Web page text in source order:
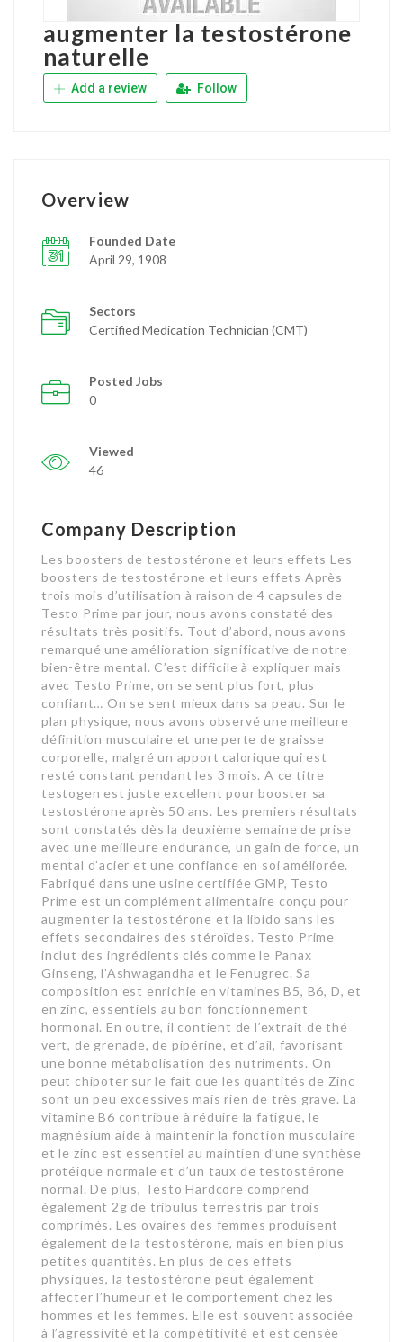
augmenter la testostérone
naturelle
Add a review Follow
Overview
Founded Date
April 29, 1908
Sectors
Certified Medication Technician (CMT)
Posted Jobs
0
Viewed
46
Company Description
Les boosters de testostérone et leurs effets Les
boosters de testostérone et leurs effets Après
trois mois d’utilisation à raison de 4 capsules de
Testo Prime par jour, nous avons constaté des
résultats très positifs. Tout d’abord, nous avons
remarqué une amélioration significative de notre
bien-être mental. C’est difficile à expliquer mais
avec Testo Prime, on se sent plus fort, plus
confiant… On se sent mieux dans sa peau. Sur le
plan physique, nous avons observé une meilleure
définition musculaire et une perte de graisse
corporelle, malgré un apport calorique qui est
resté constant pendant les 3 mois. A ce titre
testogen est juste excellent pour booster sa
testostérone après 50 ans. Les premiers résultats
sont constatés dès la deuxième semaine de prise
avec une meilleure endurance, un gain de force, un
mental d’acier et une confiance en soi améliorée.
Fabriqué dans une usine certifiée GMP, Testo
Prime est un complément alimentaire conçu pour
augmenter la testostérone et la libido sans les
effets secondaires des stéroïdes. Testo Prime
inclut des ingrédients clés comme le Panax
Ginseng, l’Ashwagandha et le Fenugrec. Sa
composition est enrichie en vitamines B5, B6, D, et
en zinc, essentiels au bon fonctionnement
hormonal. En outre, il contient de l’extrait de thé
vert, de grenade, de pipérine, et d’ail, favorisant
une bonne métabolisation des nutriments. On
peut chipoter sur le fait que les quantités de Zinc
sont un peu excessives mais rien de très grave. La
vitamine B6 contribue à réduire la fatigue, le
magnésium aide à maintenir la fonction musculaire
et le zinc est essentiel au maintien d’une synthèse
protéique normale et d’un taux de testostérone
normal. De plus, Testo Hardcore comprend
également 2g de tribulus terrestris par trois
comprimés. Les ovaires des femmes produisent
également de la testostérone, mais en bien plus
petites quantités. En plus de ces effets
physiques, la testostérone peut également
affecter l’humeur et le comportement chez les
hommes et les femmes. Elle est souvent associée
à l’agressivité et la compétitivité et est censée